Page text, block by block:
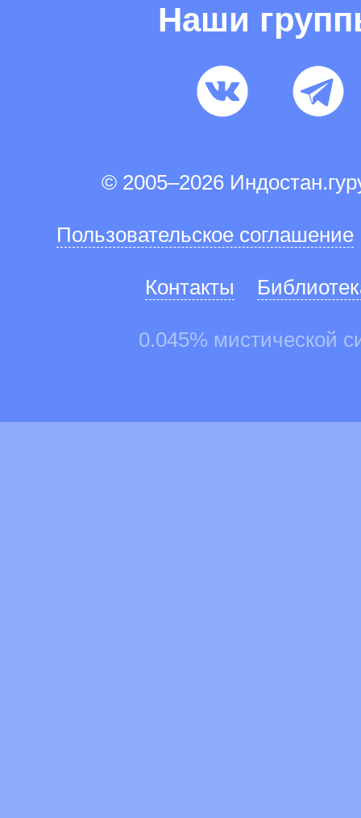
Наши
© 2005–2026
Пользовательское соглашение
Контакты
0.045% мистической